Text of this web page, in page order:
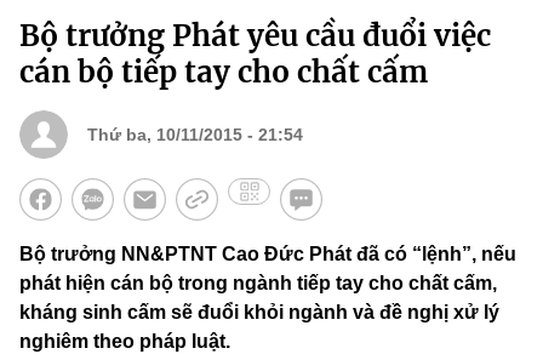
Bộ trưởng Phát yêu cầu đuổi việc
cán bộ tiếp tay cho chất cấm
Thứ ba, 10/11/2015 - 21:54
Bộ trưởng NN&PTNT Cao Đức Phát đã có “lệnh”, nếu
phát hiện cán bộ trong ngành tiếp tay cho chất cấm,
kháng sinh cấm sẽ đuổi khỏi ngành và đề nghị xử lý
nghiêm theo pháp luật.